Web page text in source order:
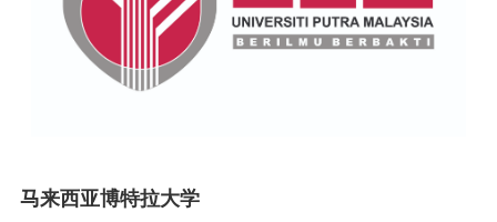
马来西亚博特拉大学